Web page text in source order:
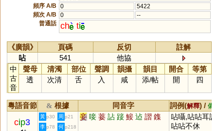
頻序 A/B
0
5422
頻次 A/B
0
--
普通話 ch ti
《廣韻》 頁碼 反切
註解
呫
541
他協
中
古
音
聲母 清濁 部位 聲調 韻攝 韻目 開合
等第
透
次清 舌 入 咸 添/帖 開 四
粵語音節 & 根據 同音字 詞例(解釋) / 備
cip3
黃 p30 周 p21 妾 唼 菨 詀 踥 鯜 迠 謵 鏶
呫囁,呫呫耳語,
呫呫不休
李 p78 何 p218